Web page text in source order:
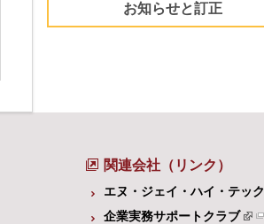
お知らせと訂正
関連会社（リンク）
エヌ・ジェイ・ハイ・テック
企業実務サポートクラブ